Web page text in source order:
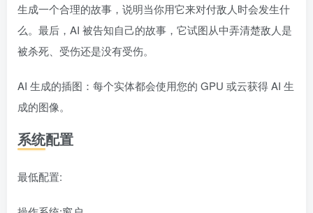
生成一个合理的故事，说明当你用它来对付敌人时会发生什
么。最后，AI 被告知自己的故事，它试图从中弄清楚敌人是
被杀死、受伤还是没有受伤。
AI 生成的插图：每个实体都会使用您的 GPU 或云获得 AI 生
成的图像。
系统配置
最低配置: